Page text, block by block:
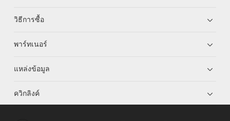
วิธีการซื้อ
พาร์ทเนอร์
แหล่งข้อมูล
ควิกลิงค์